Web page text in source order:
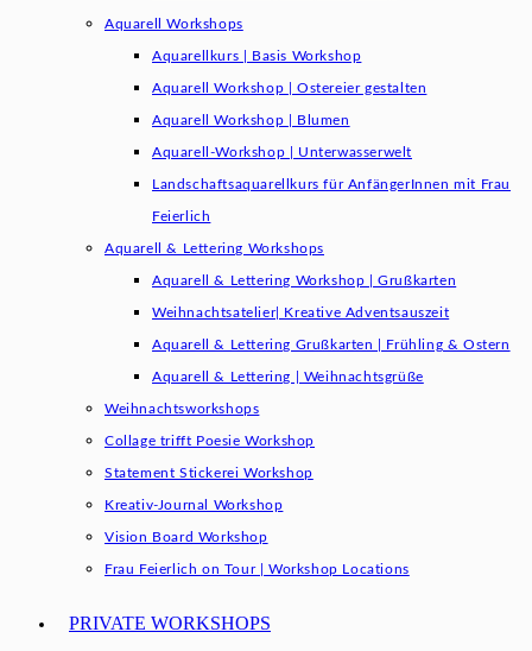
Aquarell Workshops
Aquarellkurs | Basis Workshop
Aquarell Workshop | Ostereier gestalten
Aquarell Workshop | Blumen
Aquarell-Workshop | Unterwasserwelt
Landschaftsaquarellkurs für AnfängerInnen mit Frau
Feierlich
Aquarell & Lettering Workshops
Aquarell & Lettering Workshop | Grußkarten
Weihnachtsatelier| Kreative Adventsauszeit
Aquarell & Lettering Grußkarten | Frühling & Ostern
Aquarell & Lettering | Weihnachtsgrüße​
Weihnachtsworkshops
Collage trifft Poesie Workshop
Statement Stickerei Workshop
Kreativ-Journal Workshop
Vision Board Workshop
Frau Feierlich on Tour | Workshop Locations
PRIVATE WORKSHOPS